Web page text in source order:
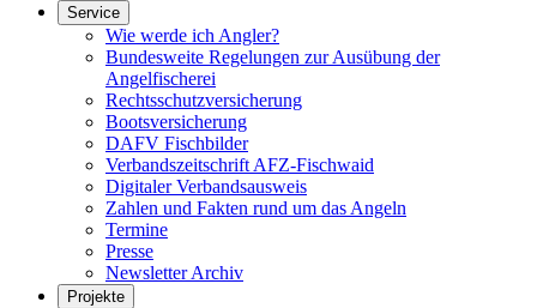
Service
Wie werde ich Angler?
Bundesweite Regelungen zur Ausübung der
Angelfischerei
Rechtsschutzversicherung
Bootsversicherung
DAFV Fischbilder
Verbandszeitschrift AFZ-Fischwaid
Digitaler Verbandsausweis
Zahlen und Fakten rund um das Angeln
Termine
Presse
Newsletter Archiv
Projekte